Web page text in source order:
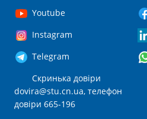
Youtube
Instagram
Telegram
Скринька довіри
dovira@stu.cn.ua, телефон
довіри 665-196